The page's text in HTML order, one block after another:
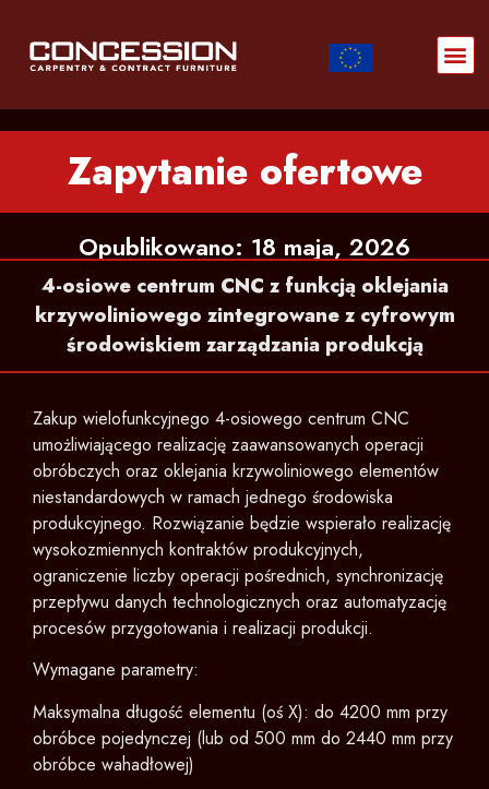
Zapytanie ofertowe
Opublikowano: 18 maja, 2026
4-osiowe centrum CNC z funkcją oklejania
krzywoliniowego zintegrowane z cyfrowym
środowiskiem zarządzania produkcją
Zakup wielofunkcyjnego 4-osiowego centrum CNC
umożliwiającego realizację zaawansowanych operacji
obróbczych oraz oklejania krzywoliniowego elementów
niestandardowych w ramach jednego środowiska
produkcyjnego. Rozwiązanie będzie wspierało realizację
wysokozmiennych kontraktów produkcyjnych,
ograniczenie liczby operacji pośrednich, synchronizację
przepływu danych technologicznych oraz automatyzację
procesów przygotowania i realizacji produkcji.
Wymagane parametry:
Maksymalna długość elementu (oś X): do 4200 mm przy
obróbce pojedynczej (lub od 500 mm do 2440 mm przy
obróbce wahadłowej)